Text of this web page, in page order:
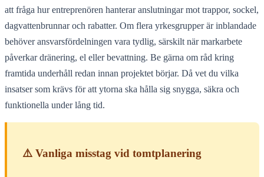
att fråga hur entreprenören hanterar anslutningar mot trappor, sockel,
dagvattenbrunnar och rabatter. Om flera yrkesgrupper är inblandade
behöver ansvarsfördelningen vara tydlig, särskilt när markarbete
påverkar dränering, el eller bevattning. Be gärna om råd kring
framtida underhåll redan innan projektet börjar. Då vet du vilka
insatser som krävs för att ytorna ska hålla sig snygga, säkra och
funktionella under lång tid.
⚠️ Vanliga misstag vid tomtplanering